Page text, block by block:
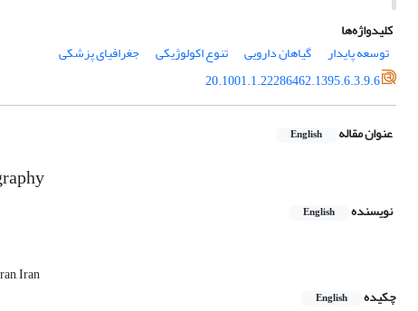
کلیدواژه‌ها
توسعه پایدار
گیاهان دارویی تنوع اکولوژیکی
جغرافیای پزشکی
20.1001.1.22286462.1395.6.3.9.6
عنوان مقاله English
نویسنده English
Iran
چکیده
English